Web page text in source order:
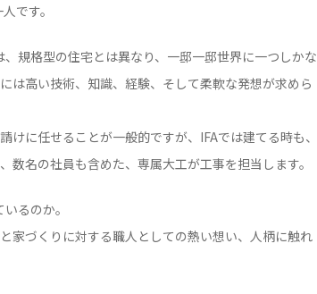
です。
規格型の住宅とは異なり、一邸一邸世界に一つしかな
は高い技術、知識、経験、そして柔軟な発想が求めら
けに任せることが一般的ですが、IFAでは建てる時も、
数名の社員も含めた、専属大工が工事を担当します。
るのか。
家づくりに対する職人としての熱い想い、人柄に触れ